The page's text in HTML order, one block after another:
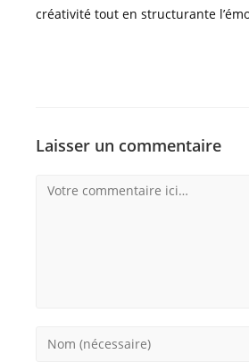
créativité tout en structurante
Laisser un commentaire